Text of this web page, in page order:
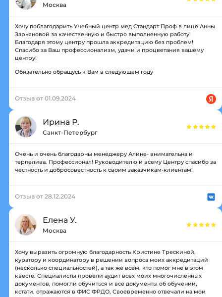
Москва
Хочу поблагодарить Учебный центр мед Стандарт Проф в лице Анны
Зарьяновой за качественную и быстро выполненную работу!
Благодаря этому центру прошла аккредитацию без проблем!
Спасибо за Ваш профессионализм, удачи и процветания вашему
центру!
Обязательно обращусь к Вам в следующем году
Отзыв от 01.09.2024
Ирина Р.
Санкт-Петербург
Очень и очень благодарны менеджеру Алине- внимательна и
терпелива. Профессионал! Руководителю и всему Центру спасибо за
честность и добросовестность к своим заказчикам-клиентам!
Отзыв от 28.12.2024
Елена У.
Москва
Хочу выразить огромную благодарность Кристине Трескиной,
куратору и координатору в решении вопроса моих аккредитаций
(несколько специальностей), а так же всем, кто помог мне в этом
квесте. Специалисты провели аудит всех моих многочисленных
документов, помогли обучиться и все документы об обучении,
кстати, отражаются в ФИС ФРДО, Своевременно отвечали на мои